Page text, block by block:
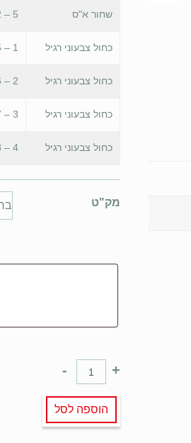
שחור א"ס 5 – 10202112
כחול צבעוני רגיל 1 – 10202005
כחול צבעוני רגיל 2 – 10202006
כחול צבעוני רגיל 3 – 10202007
כחול צבעוני רגיל 4 – 10202008
מק"ט
+
-
הוספה לסל